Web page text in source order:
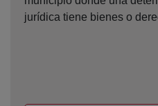
jurídica tiene bienes o